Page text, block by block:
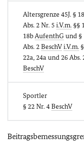
Altersgrenze 45J. § 18
Abs. 2 Nr. 5 i.V.m. §§
18bAufenthG und §
Abs. 2BeschVi.V.m.
22a, 24a und 26 Abs.
BeschV
Sportler
§ 22 Nr. 4BeschV